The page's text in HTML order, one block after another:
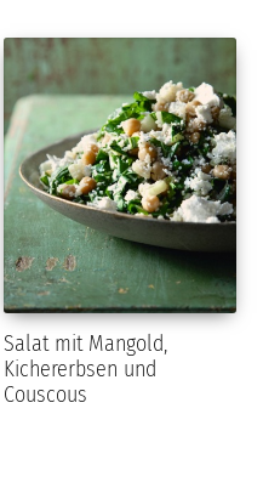
Salat mit Mangold,
Kichererbsen und
Couscous